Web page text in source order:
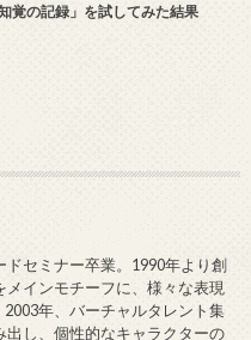
知覚の記録」を試してみた結果
ドセミナー卒業。1990年より創
インモチーフに、様々な表現
年、バーチャルタレント集
出し、個性的なキャラクターの